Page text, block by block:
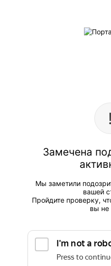
Замечена
Мы заметили
вашей
Пройдите проверку,
вы не